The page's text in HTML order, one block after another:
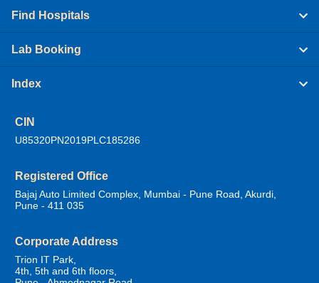
Find Hospitals
Lab Booking
Index
CIN
U85320PN2019PLC185286
Registered Office
Bajaj Auto Limited Complex, Mumbai - Pune Road, Akurdi,
Pune - 411 035
Corporate Address
Trion IT Park,
4th, 5th and 6th floors,